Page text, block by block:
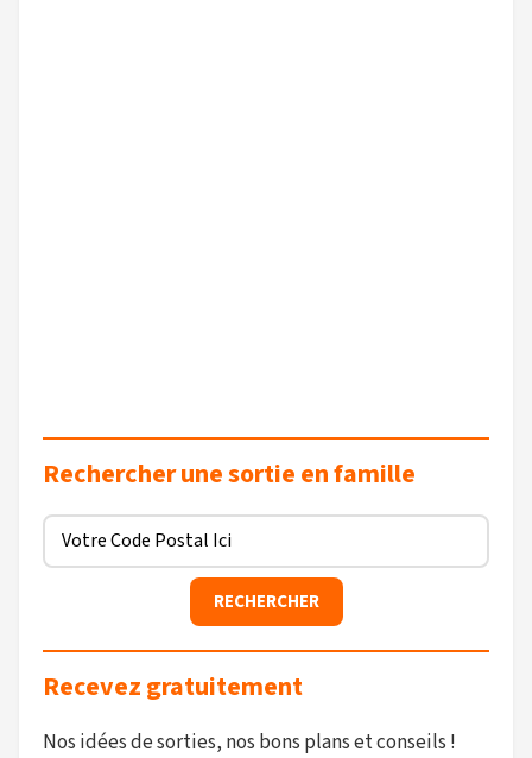
Rechercher une sortie en famille
Recevez gratuitement
Nos idées de sorties, nos bons plans et conseils !